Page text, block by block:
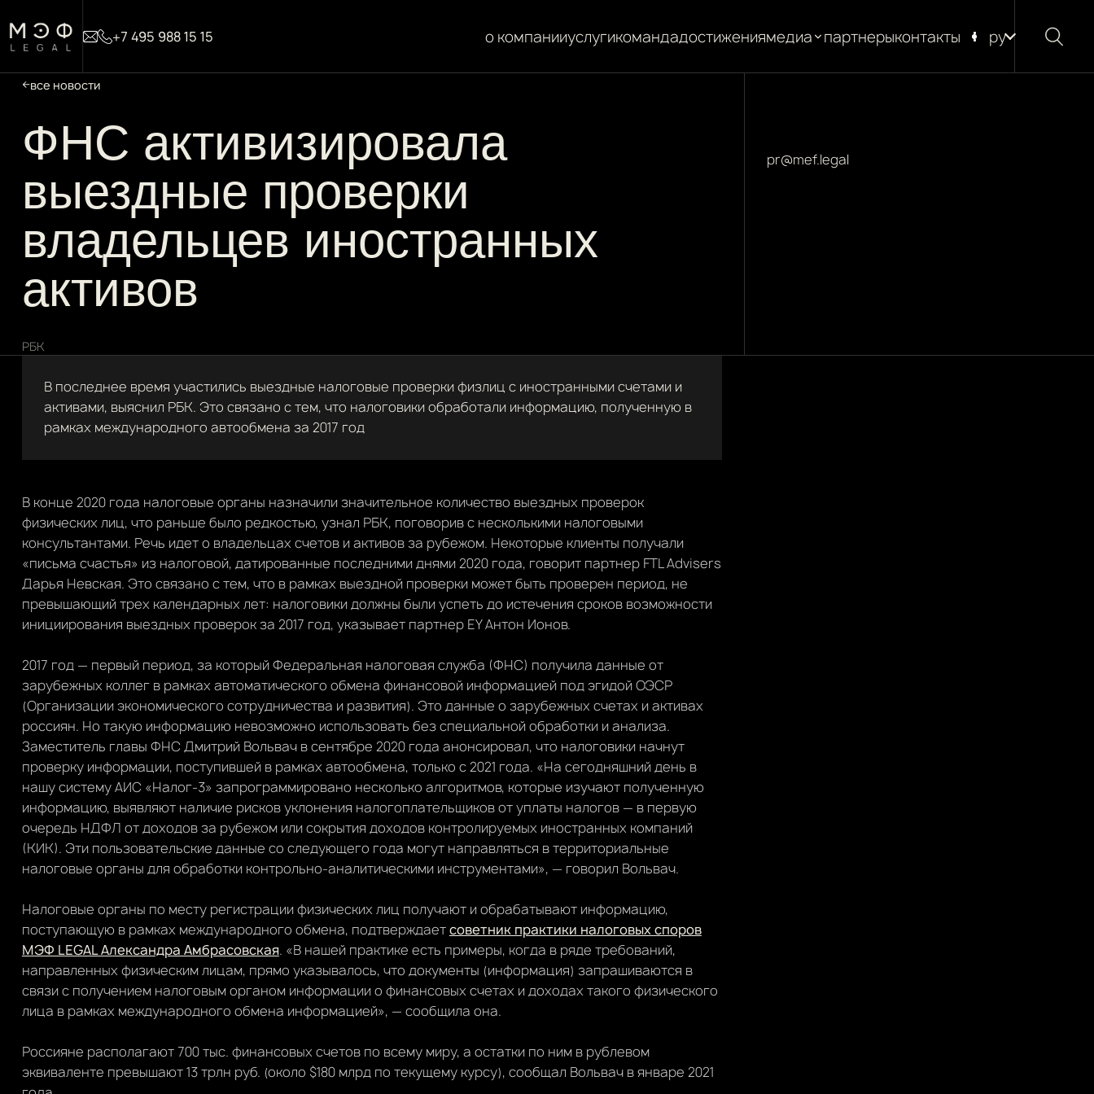
+7 495 988 15 15 о компанииуслугикомандадостижениямедиа
новости
партнерыконтакты ру
все новости
ФНС активизировала
выездные проверки
владельцев иностранных
активов
РБК
pr@mef.legal
В последнее время участились выездные налоговые проверки физлиц с иностранными счетами и
активами, выяснил РБК. Это связано с тем, что налоговики обработали информацию, полученную в
рамках международного автообмена за 2017 год
В конце 2020 года налоговые органы назначили значительное количество выездных проверок
физических лиц, что раньше было редкостью, узнал РБК, поговорив с несколькими налоговыми
консультантами. Речь идет о владельцах счетов и активов за рубежом. Некоторые клиенты получали
«письма счастья» из налоговой, датированные последними днями 2020 года, говорит партнер FTL Advisers
Дарья Невская. Это связано с тем, что в рамках выездной проверки может быть проверен период, не
превышающий трех календарных лет: налоговики должны были успеть до истечения сроков возможности
инициирования выездных проверок за 2017 год, указывает партнер EY Антон Ионов.
2017 год — первый период, за который Федеральная налоговая служба (ФНС) получила данные от
зарубежных коллег в рамках автоматического обмена финансовой информацией под эгидой ОЭСР
(Организации экономического сотрудничества и развития). Это данные о зарубежных счетах и активах
россиян. Но такую информацию невозможно использовать без специальной обработки и анализа.
Заместитель главы ФНС Дмитрий Вольвач в сентябре 2020 года анонсировал, что налоговики начнут
проверку информации, поступившей в рамках автообмена, только с 2021 года. «На сегодняшний день в
нашу систему АИС «Налог-3» запрограммировано несколько алгоритмов, которые изучают полученную
информацию, выявляют наличие рисков уклонения налогоплательщиков от уплаты налогов — в первую
очередь НДФЛ от доходов за рубежом или сокрытия доходов контролируемых иностранных компаний
(КИК). Эти пользовательские данные со следующего года могут направляться в территориальные
налоговые органы для обработки контрольно-аналитическими инструментами», — говорил Вольвач.
Налоговые органы по месту регистрации физических лиц получают и обрабатывают информацию,
поступающую в рамках международного обмена, подтверждаетсоветник практики налоговых споров
МЭФ LEGAL Александра Амбрасовская. «В нашей практике есть примеры, когда в ряде требований,
направленных физическим лицам, прямо указывалось, что документы (информация) запрашиваются в
связи с получением налоговым органом информации о финансовых счетах и доходах такого физического
лица в рамках международного обмена информацией», — сообщила она.
Россияне располагают 700 тыс. финансовых счетов по всему миру, а остатки по ним в рублевом
эквиваленте превышают 13 трлн руб. (около $180 млрд по текущему курсу), сообщал Вольвач в январе 2021